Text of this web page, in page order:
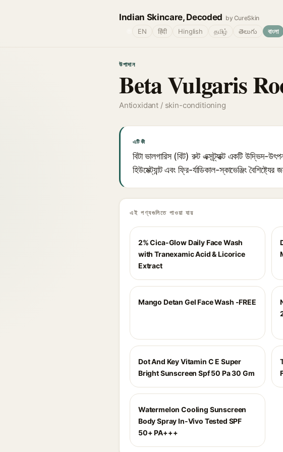
Indian Skincare, Decoded by CureSkin
EN हिंदी Hinglish தமிழ் తెలుగు বাংলা
উপাদান
Beta Vulgaris
Antioxidant / skin-conditioning
এটি কী
বিটা ভালগারিস (বিট) রুট এক্সট্র্যাক্ট একটি উদ্ভিদ-
হিউমেক্ট্যান্ট এবং ফ্রি-র্যাডিকাল-স্কাভেঞ্জিং
এই পণ্যগুলিতে পাওয়া যায়
2% Cica-Glow Daily Face Wash
with Tranexamic Acid & Licorice
Extract
Mango Detan Gel Face Wash -FREE
Dot And Key Vitamin C E Super
Bright Sunscreen Spf 50 Pa 30 Gm
Watermelon Cooling Sunscreen
Body Spray In-Vivo Tested SPF
50+ PA+++